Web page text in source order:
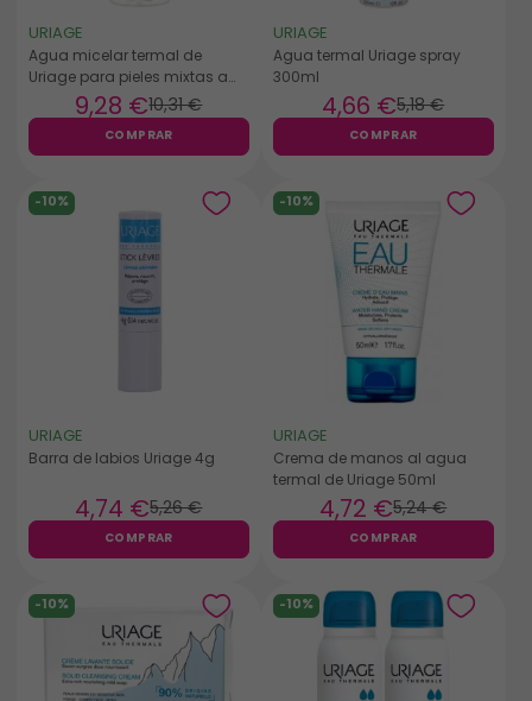
URIAGE
Agua micelar termal de
Uriage para pieles mixtas a
grasas 250ml
10,31 €
9,28 €
COMPRAR
URIAGE
Agua termal Uriage spray
300ml
5,18 €
4,66 €
COMPRAR
-10%
URIAGE
Barra de labios Uriage 4g
5,26 €
4,74 €
COMPRAR
-10%
URIAGE
Crema de manos al agua
termal de Uriage 50ml
5,24 €
4,72 €
COMPRAR
-10% -10%